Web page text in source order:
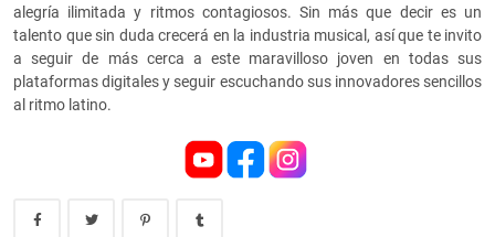
alegría ilimitada y ritmos contagiosos. Sin más que decir es un
talento que sin duda crecerá en la industria musical, así que te invito
a seguir de más cerca a este maravilloso joven en todas sus
plataformas digitales y seguir escuchando sus innovadores sencillos
al ritmo latino.